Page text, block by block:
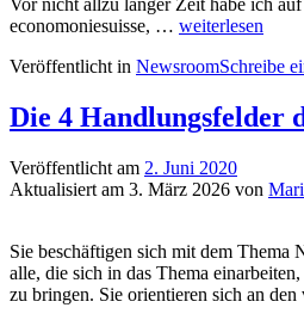
economoniesuisse, … Der
von
ein
Rundgang
der
4
weiterlesen
Veröffentlicht in NewsroomSchreibe
Die 4 Handlungsfelder
Veröffentlicht am 2. Juni 2020
Aktualisiert am 3. März 2026 von
Sie beschäftigen sich mit dem
alle, die sich in das Thema
zu bringen. Sie orientieren sich an